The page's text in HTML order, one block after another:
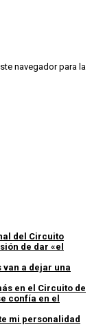
navegador para la
del Circuito
de dar «el
van a dejar una
en el Circuito de
confía en el
mi personalidad